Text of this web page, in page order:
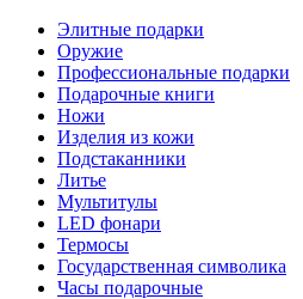
Элитные подарки
Оружие
Профессиональные подарки
Подарочные книги
Ножи
Изделия из кожи
Подстаканники
Литье
Мультитулы
LED фонари
Термосы
Государственная символика
Часы подарочные